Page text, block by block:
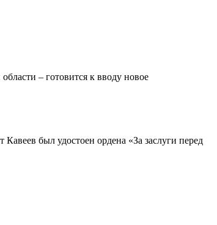
– готовится к вводу новое
был удостоен ордена «За заслуги перед